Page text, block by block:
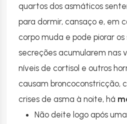
quartos dos asmáticos
para dormir, cansaço e, em
corpo muda e pode piorar os
secreções acumularem nas
níveis de cortisol e outros
causam broncoconstricção,
crises de asma à noite, há
Não deite logo após uma